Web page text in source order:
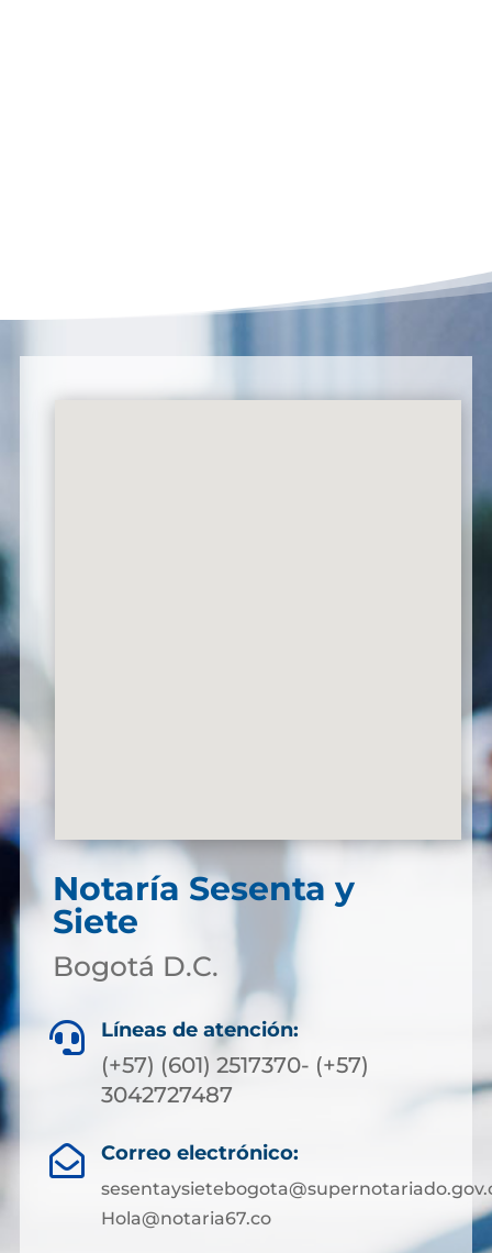
Notaría Sesenta y
Siete
Bogotá D.C.
 Líneas de atención:
(+57) (601) 2517370- (+57)
3042727487
 Correo electrónico:
Hola@notaria67.co